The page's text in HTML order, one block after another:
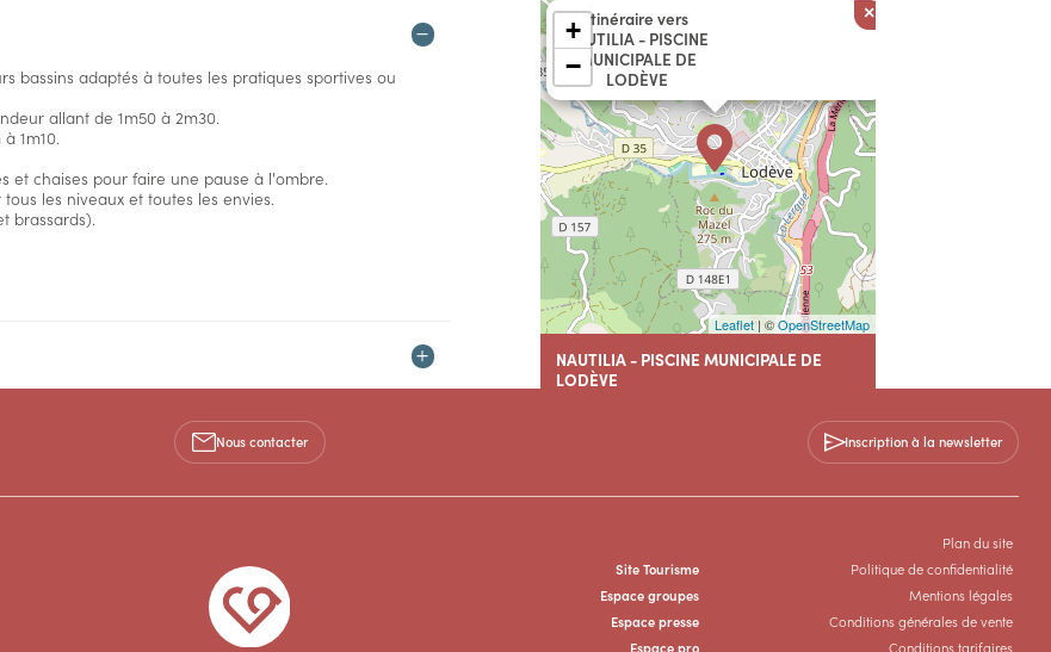
bassins adaptés à toutes les pratiques sportives ou
allant de 1m50 à 2m30.
1m10.
et chaises pour faire une pause à l'ombre.
les niveaux et toutes les envies.
brassards).
Itinéraire vers
NAUTILIA - PISCINE
MUNICIPALE DE
LODÈVE
×
+
−
Leaflet| ©OpenStreetMap
NAUTILIA - PISCINE MUNICIPALE DE
LODÈVE
Nous contacter Inscription à la newsletter
Site Tourisme
Espace groupes
Espace presse
Espace pro
Plan du site
Politique de confidentialité
Mentions légales
Conditions générales de vente
Conditions tarifaires